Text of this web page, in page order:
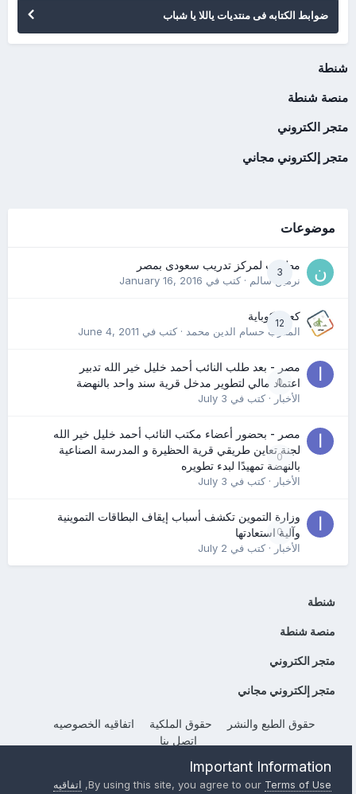
ضوابط الكتابه فى منتديات ياللا يا شباب
شنطة
منصة شنطة
متجر الكتروني
متجر إلكتروني مجاني
موضوعات
3
مطلوب لمركز تدريب سعودى بمصر
نرمين سالم· كتب في January 16, 2016
12
كعب كوباية
المدرب حسام الدين محمد· كتب في June 4, 2011
0
مصر - بعد طلب النائب أحمد خليل خير الله تدبير
اعتماد مالي لتطوير مدخل قرية سند واحد بالنهضة
الأخبار· كتب في July 3
0
مصر - بحضور أعضاء مكتب النائب أحمد خليل خير الله
لجنة تعاين طريقي قرية الحظيرة و المدرسة الصناعية
بالنهضة تمهيدًا لبدء تطويره
الأخبار· كتب في July 3
0
وزارة التموين تكشف أسباب إيقاف البطاقات التموينية
وآلية استعادتها
الأخبار· كتب في July 2
شنطة
منصة شنطة
متجر الكتروني
متجر إلكتروني مجاني
حقوق الطبع والنشر حقوق الملكية
اتفاقيه الخصوصيه
إتصل بنا
Powered by Invision CommunityImportant Information
By using this site, you agree to ourTerms of Use
, اتفاقيه